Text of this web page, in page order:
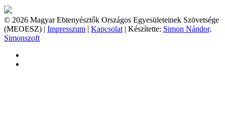
© 2026 Magyar Ebtenyésztők Országos Egyesületeinek Szövetsége
(MEOESZ) | Impresszum | Kapcsolat | Készítette: Simon Nándor,
Simonszoft